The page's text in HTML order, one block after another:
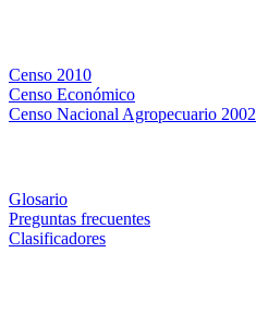
Censo 2010
Censo Económico
Censo Nacional Agropecuario 2002
Glosario
Preguntas frecuentes
Clasificadores